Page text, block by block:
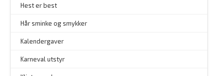
Hest er best
Hår sminke og smykker
Kalendergaver
Karneval utstyr